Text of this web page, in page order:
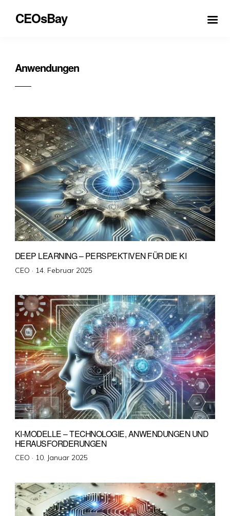
CEOsBay
Anwendungen
DEEP LEARNING – PERSPEKTIVEN FÜR DIE KI
CEO · Veröffentlicht
14. Februar 2025
KI-MODELLE – TECHNOLOGIE, ANWENDUNGEN UND
HERAUSFORDERUNGEN
CEO · Veröffentlicht
10. Januar 2025